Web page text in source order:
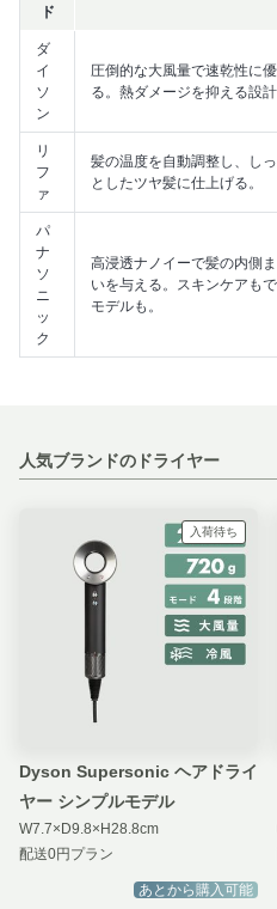
ド
ダ
イ
ソ
ン
圧倒的な大風量で速乾性に
る。熱ダメージを抑える設計
リ
フ
ァ
髪の温度を自動調整し、しっ
としたツヤ髪に仕上げる。
パ
ナ
ソ
ニ
ッ
ク
高浸透ナノイーで髪の内側
いを与える。スキンケアも
モデルも。
人気ブランドのドライヤー
入荷待ち
Dyson Supersonic ヘアドライ
ヤー シンプルモデル
W7.7×D9.8×H28.8cm
配送0円プラン
あとから購入可能